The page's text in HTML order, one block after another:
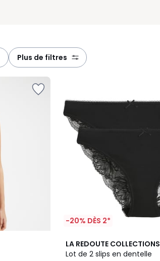
plus de filtres
-20% DÈS 2*
LA REDOUTE COLLECTIONS
Lot de 2 slips en dentelle
4,8
/ 5